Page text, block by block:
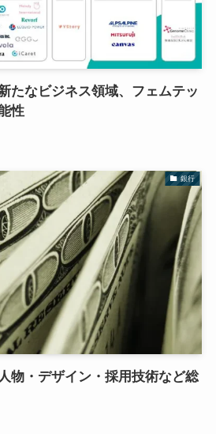
たなビジネス領域、フェムテッ
性
銀行
物・デザイン・採用技術など総